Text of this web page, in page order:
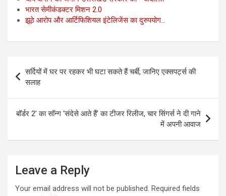
k
p
भारत सेमीकंडक्टर मिशन 2.0
झूठे आरोप और आर्टिफिशियल इंटेलिजेंस का दुरुपयोग…
Post
navigation
सर्दियों में घर पर रहकर भी घटा सकते हैं चर्बी, जानिए एक्सपर्ट्स की
सलाह
बॉर्डर 2’ का सॉन्ग ‘संदेसे आते हैं’ का टीजर रिलीज, चार सिंगर्स ने दी गाने
में अपनी आवाज
Leave a Reply
Your email address will not be published. Required fields